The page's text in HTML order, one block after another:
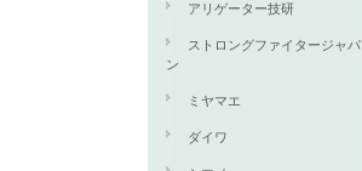
アリゲーター技研
ストロングファイタージャパ
ン
ミヤマエ
ダイワ